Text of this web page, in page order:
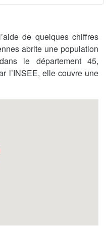
de quelques chiffres
abrite une population
le département 45,
l’INSEE, elle couvre une